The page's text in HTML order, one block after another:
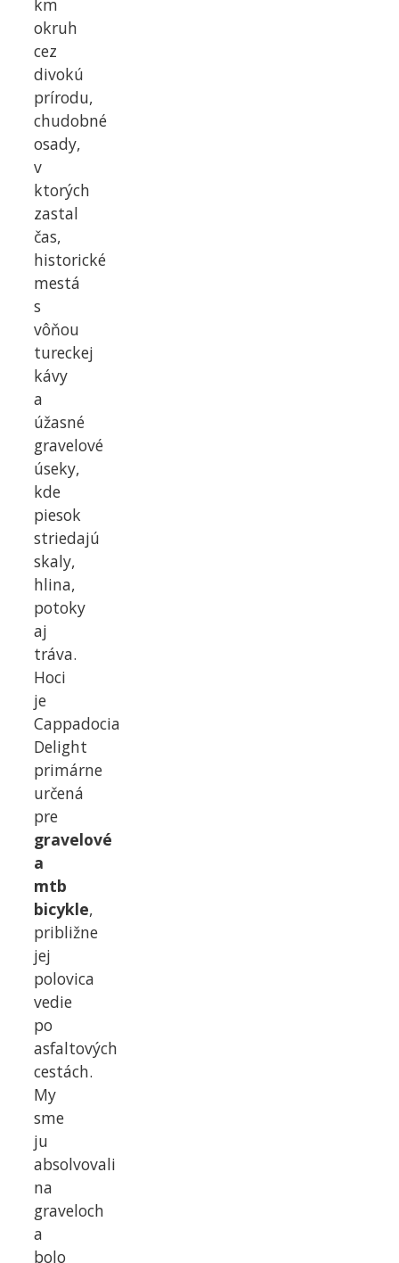
km
okruh
cez
divokú
prírodu,
chudobné
osady,
v
ktorých
zastal
čas,
historické
mestá
s
vôňou
tureckej
kávy
a
úžasné
gravelové
úseky,
kde
piesok
striedajú
skaly,
hlina,
potoky
aj
tráva.
Hoci
je
Cappadocia
Delight
primárne
určená
pre
gravelové
a
mtb
bicykle,
približne
jej
polovica
vedie
po
asfaltových
cestách.
My
sme
ju
absolvovali
na
graveloch
a
bolo